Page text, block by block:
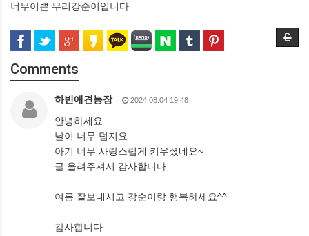
너무이쁜 우리강순이입니다
Comments
하빈애견농장 2024.08.04 19:48
안녕하세요
날이 너무 덥지요
아기 너무 사랑스럽게 키우셨네요~
글 올려주셔서 감사합니다
여름 잘보내시고 강순이랑 행복하세요^^
감사합니다